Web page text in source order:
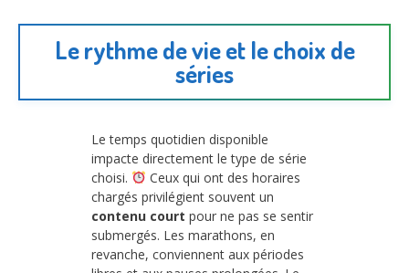
Le rythme de vie et le choix de
séries
Le temps quotidien disponible
impacte directement le type de série
choisi.
Ceux qui ont des horaires
chargés privilégient souvent un
contenu court pour ne pas se sentir
submergés. Les marathons, en
revanche, conviennent aux périodes